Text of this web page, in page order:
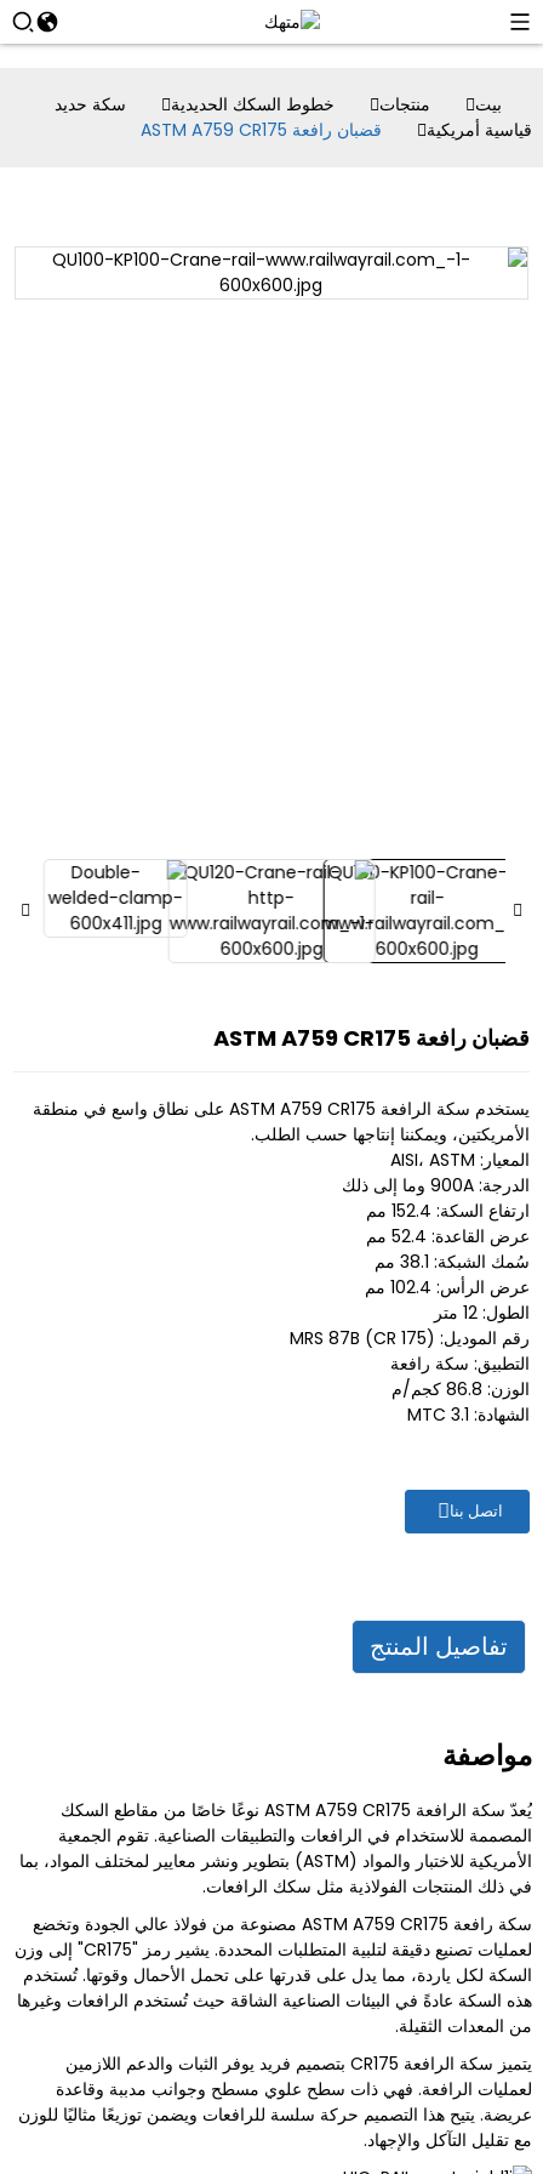
بيت منتجات خطوط السكك الحديدية
سكة حديد
قياسية أمريكية
قضبان رافعة ASTM A759 CR175
قضبان رافعة ASTM A759 CR175
يستخدم سكة الرافعة ASTM A759 CR175 على نطاق واسع في منطقة
الأمريكتين، ويمكننا إنتاجها حسب الطلب.
المعيار: AISI، ASTM
الدرجة: 900A وما إلى ذلك
ارتفاع السكة: 152.4 مم
عرض القاعدة: 52.4 مم
سُمك الشبكة: 38.1 مم
عرض الرأس: 102.4 مم
الطول: 12 متر
رقم الموديل: MRS 87B (CR 175)
التطبيق: سكة رافعة
الوزن: 86.8 كجم/م
الشهادة: 3.1 MTC
اتصل بنا
تفاصيل المنتج
مواصفة
يُعدّ سكة الرافعة ASTM A759 CR175 نوعًا خاصًا من مقاطع السكك
المصممة للاستخدام في الرافعات والتطبيقات الصناعية. تقوم الجمعية
الأمريكية للاختبار والمواد (ASTM) بتطوير ونشر معايير لمختلف المواد، بما
في ذلك المنتجات الفولاذية مثل سكك الرافعات.
سكة رافعة ASTM A759 CR175 مصنوعة من فولاذ عالي الجودة وتخضع
لعمليات تصنيع دقيقة لتلبية المتطلبات المحددة. يشير رمز "CR175" إلى وزن
السكة لكل ياردة، مما يدل على قدرتها على تحمل الأحمال وقوتها. تُستخدم
هذه السكة عادةً في البيئات الصناعية الشاقة حيث تُستخدم الرافعات وغيرها
من المعدات الثقيلة.
يتميز سكة الرافعة CR175 بتصميم فريد يوفر الثبات والدعم اللازمين
لعمليات الرافعة. فهي ذات سطح علوي مسطح وجوانب مدببة وقاعدة
عريضة. يتيح هذا التصميم حركة سلسة للرافعات ويضمن توزيعًا مثاليًا للوزن
مع تقليل التآكل والإجهاد.